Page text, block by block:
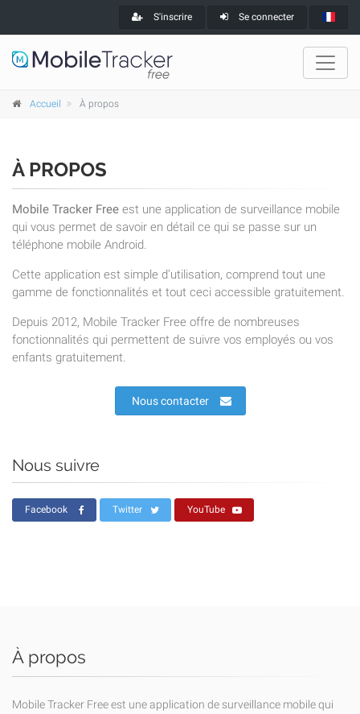
S'inscrire Se connecter
Accueil À propos
À PROPOS
Mobile Tracker Free est une application de surveillance mobile
qui vous permet de savoir en détail ce qui se passe sur un
téléphone mobile Android.
Cette application est simple d'utilisation, comprend tout une
gamme de fonctionnalités et tout ceci accessible gratuitement.
Depuis 2012, Mobile Tracker Free offre de nombreuses
fonctionnalités qui permettent de suivre vos employés ou vos
enfants gratuitement.
Nous contacter
Nous suivre
Facebook Twitter YouTube
À propos
Mobile Tracker Free est une application de surveillance mobile qui